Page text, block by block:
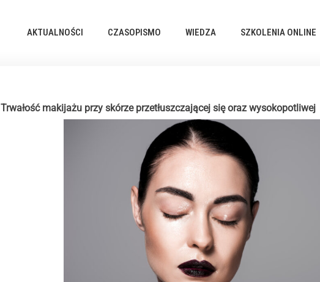
AKTUALNOŚCI CZASOPISMO WIEDZA SZKOLENIA ONLINE
Trwałość makijażu przy skórze przetłuszczającej się oraz wysokopotliwej